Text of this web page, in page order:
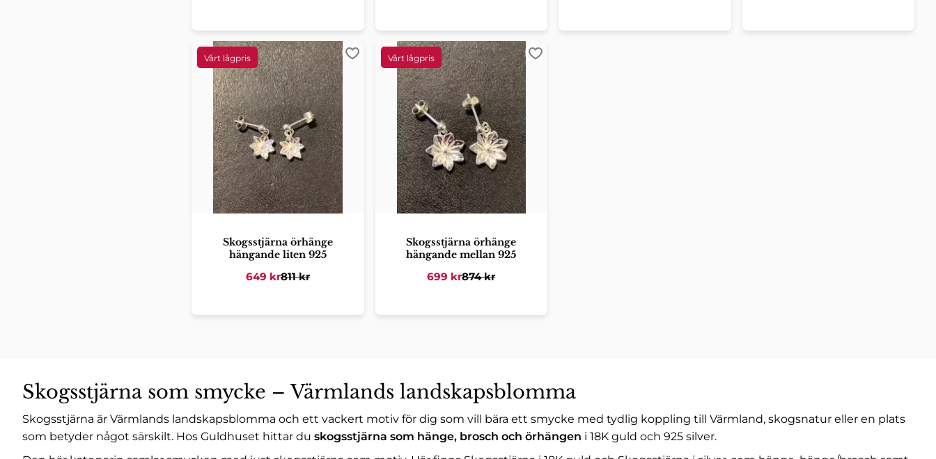
Skogsstjärna örhänge
hängande liten 925
649 kr811kr
Lägg till i favoriter
Skogsstjärna örhänge
hängande mellan 925
699 kr874kr
Lägg till i favoriter
Skogsstjärna som smycke – Värmlands landskapsblomma
Skogsstjärna är Värmlands landskapsblomma och ett vackert motiv för dig som vill bära ett smycke med tydlig koppling till Värmland, skogsnatur eller en plats
som betyder något särskilt. Hos Guldhuset hittar du skogsstjärna som hänge, brosch och örhängen i 18K guld och 925 silver.